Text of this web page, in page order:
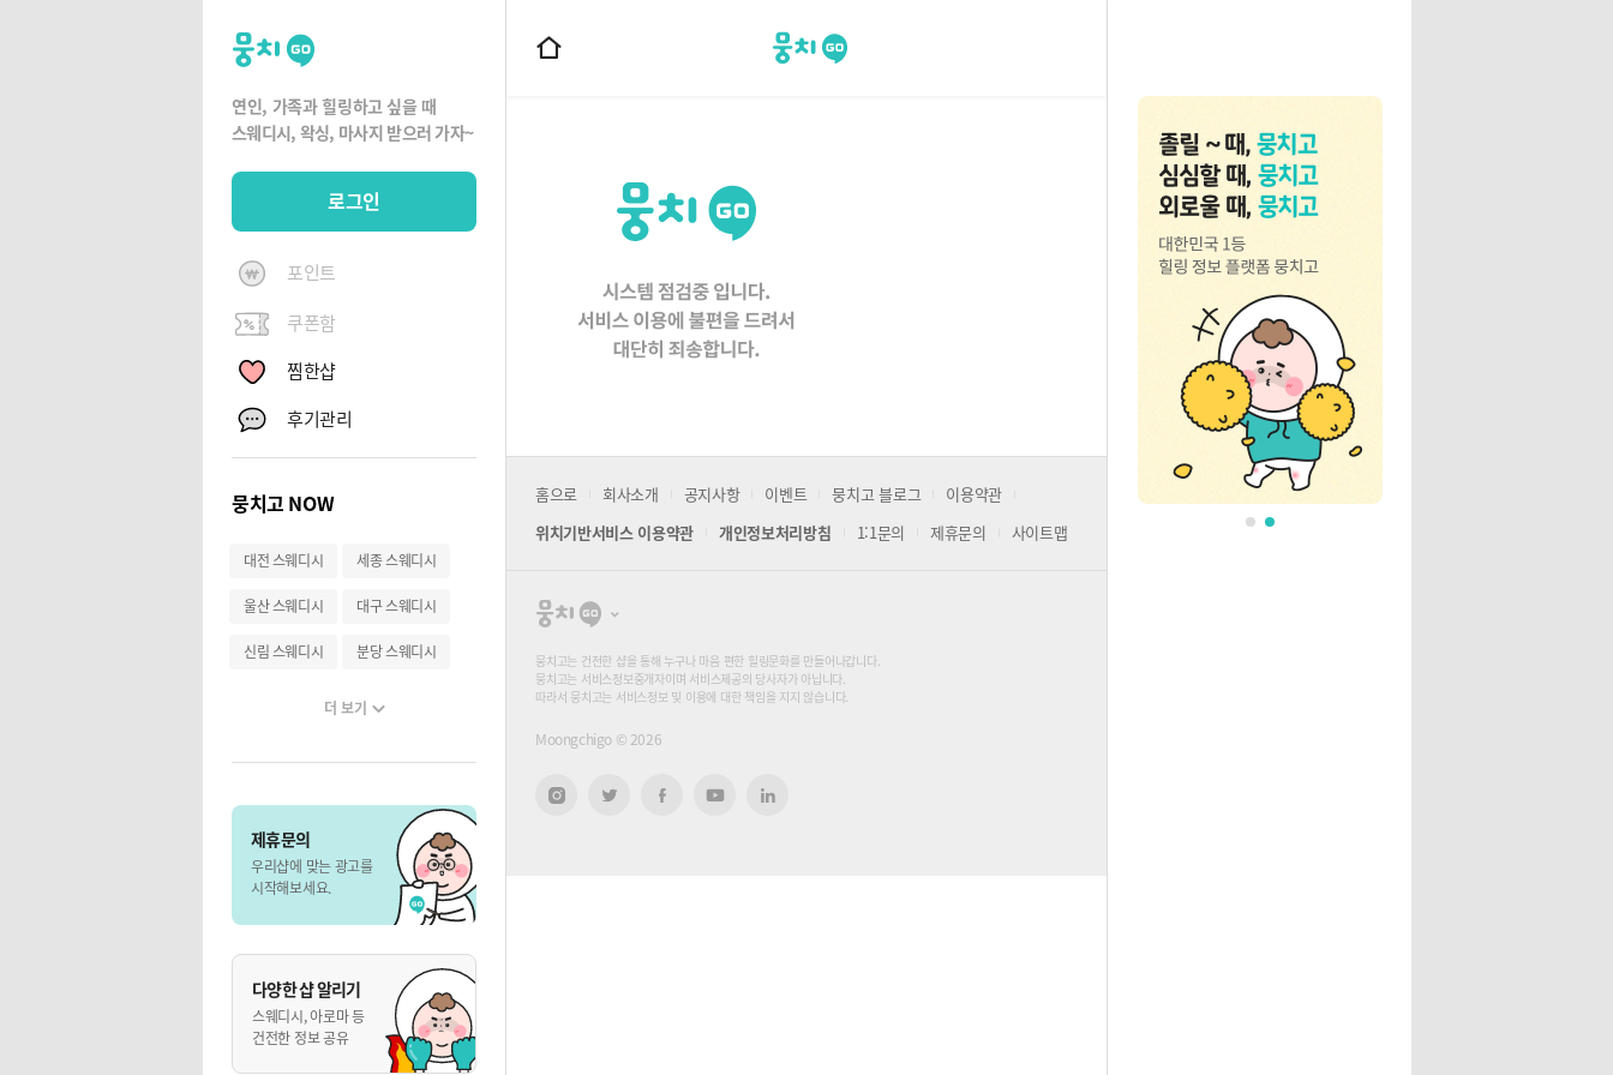
뭉
치
고
연인, 가족과 힐링하고 싶을 때
스웨디시, 왁싱, 마사지 받으러 가자~
로그인
포인트
쿠폰함
찜한샵
후기관리
뭉치고 NOW
대전 스웨디시 세종 스웨디시
울산 스웨디시 대구 스웨디시
신림 스웨디시 분당 스웨디시
더 보기
제휴문의
우리샵에 맞는 광고를
시작해보세요.
다양한 샵 알리기
스웨디시, 아로마 등
건전한 정보 공유
뭉치고
홈
홈으로 회사소개 공지사항 이벤트 뭉치고 블로그
이용약관
위치기반서비스 이용약관
개인정보처리방침 1:1문의 제휴문의 사이트맵
뭉
고
뭉치고는 건전한 샵을 통해 누구나 마음 편한 힐링문화를 만들어나갑니다.
뭉치고는 서비스정보중개자이며 서비스제공의 당사자가 아닙니다.
따라서 뭉치고는 서비스정보 및 이용에 대한 책임을 지지 않습니다.
Moongchigo © 2026